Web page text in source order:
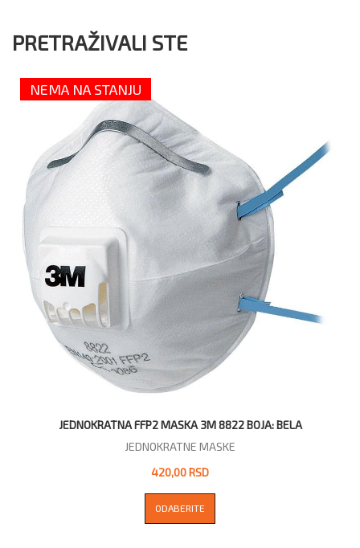
PRETRAŽIVALI STE
NEMA NA STANJU
JEDNOKRATNA FFP2 MASKA 3M 8822 BOJA: BELA
JEDNOKRATNE MASKE
420,00 RSD
ODABERITE